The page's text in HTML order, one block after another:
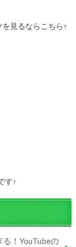
見るならこちら↑
す↑
！YouTubeの